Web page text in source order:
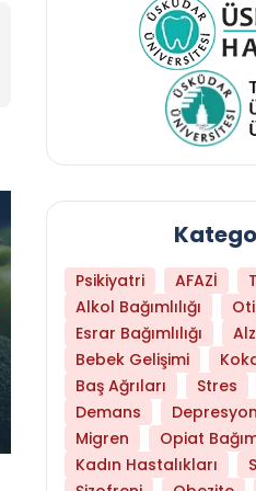
Daha Az Protein
Psikiyatri AFAZİ
Alkol Bağımlılığı
Esrar Bağımlılığı
Bebek Gelişimi
Baş Ağrıları
Stres
Demans
Depresyon
Migren
Opiat
Kadın Hastalıkları